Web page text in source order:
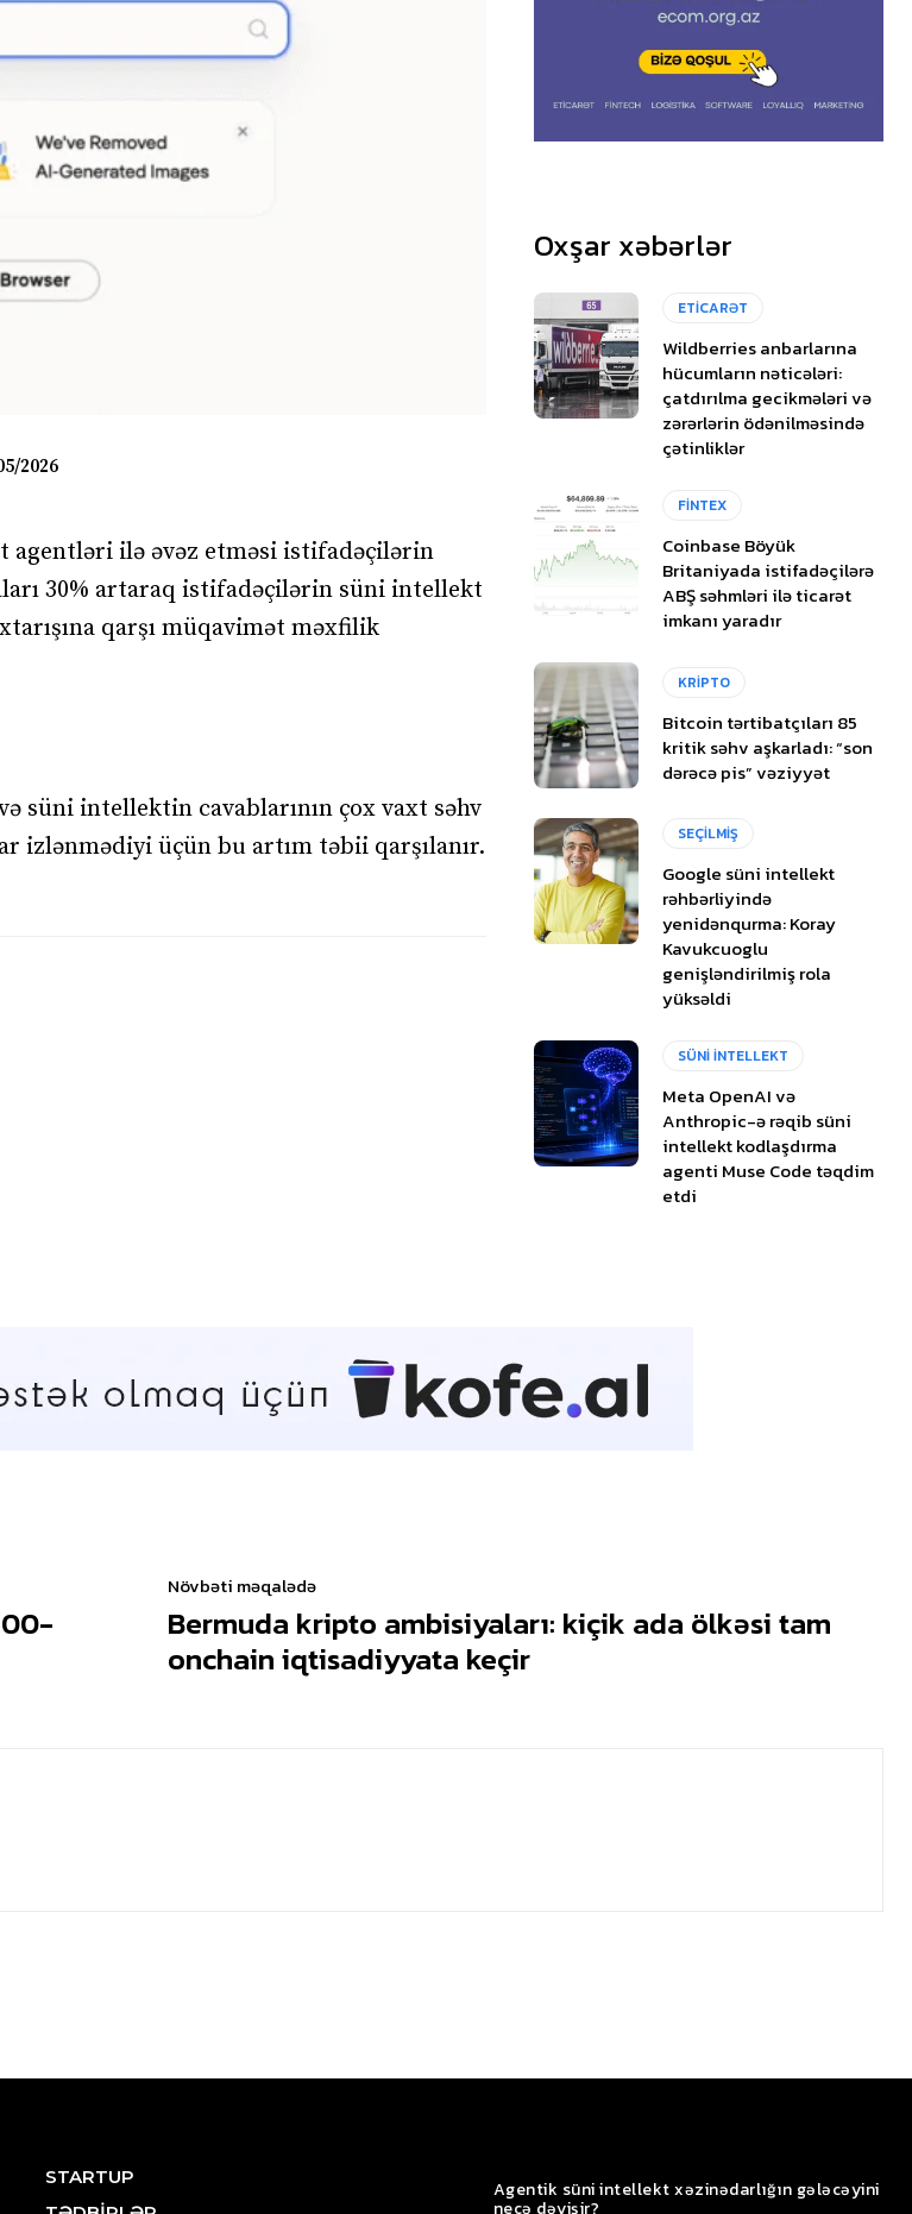
2026
agentləri ilə əvəz etməsi istifadəçilərin
30% artaraq istifadəçilərin süni intellekt
qarşı müqavimət məxfilik
süni intellektin cavablarının çox vaxt səhv
izlənmədiyi üçün bu artım təbii qarşılanır.
Oxşar xəbərlər
ETİCARƏT
Wildberries anbarlarına
hücumların nəticələri:
çatdırılma gecikmələri və
zərərlərin ödənilməsində
çətinliklər
FİNTEX
Coinbase Böyük
Britaniyada istifadəçilərə
ABŞ səhmləri ilə ticarət
imkanı yaradır
KRİPTO
Bitcoin tərtibatçıları 85
kritik səhv aşkarladı: “son
dərəcə pis” vəziyyət
SEÇİLMİŞ
Google süni intellekt
rəhbərliyində
yenidənqurma: Koray
Kavukcuoglu
genişləndirilmiş rola
yüksəldi
SÜNİ İNTELLEKT
Meta OpenAI və
Anthropic-ə rəqib süni
intellekt kodlaşdırma
agenti Muse Code təqdim
etdi
Növbəti məqalədə
Bermuda kripto ambisiyaları: kiçik ada ölkəsi tam
onchain iqtisadiyyata keçir
STARTUP
Agentik süni intellekt xəzinədarlığın gələcəyini
necə dəyişir?